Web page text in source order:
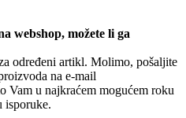
webshop, možete li ga
određeni artikl. Molimo, pošaljite
na e-mail
Vam u najkraćem mogućem roku
isporuke.